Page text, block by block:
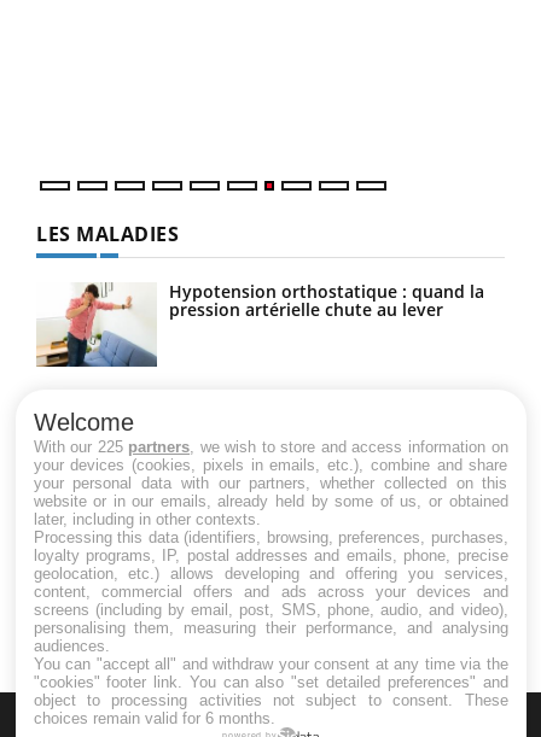
LES MALADIES
Hypotension orthostatique : quand la
pression artérielle chute au lever
Maladie de Charcot (Sclérose latérale
amyotrophique)
Welcome
With our 225 partners , we wish to store and access information on
your devices (cookies, pixels in emails, etc.), combine and share
your personal data with our partners, whether collected on this
website or in our emails, already held by some of us, or obtained
later, including in other contexts.
Processing this data (identifiers, browsing, preferences, purchases,
loyalty programs, IP, postal addresses and emails, phone, precise
geolocation, etc.) allows developing and offering you services,
content, commercial offers and ads across your devices and
screens (including by email, post, SMS, phone, audio, and video),
personalising them, measuring their performance, and analysing
audiences.
You can "accept all" and withdraw your consent at any time via the
"cookies" footer link . You can also "set detailed preferences" and
object to processing activities not subject to consent. These
choices remain valid for 6 months.
powered by